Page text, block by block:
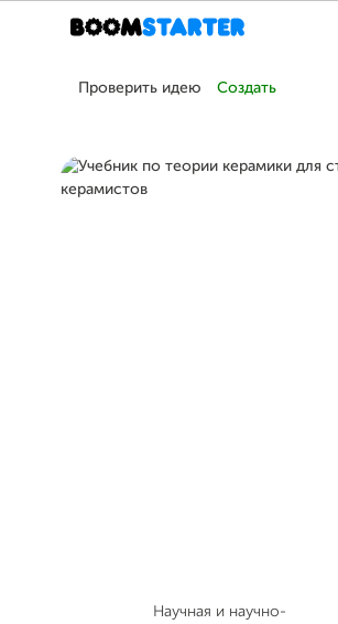
Проверить идею Создать
Научная и научно-